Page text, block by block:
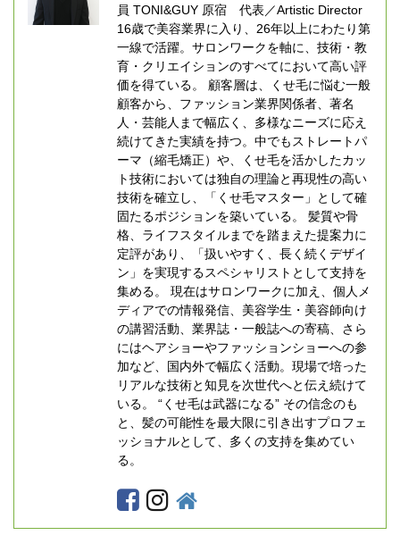
員 TONI&GUY 原宿 代表／Artistic Director
16歳で美容業界に入り、26年以上にわたり第
一線で活躍。サロンワークを軸に、技術・教
育・クリエイションのすべてにおいて高い評
価を得ている。 顧客層は、くせ毛に悩む一般
顧客から、ファッション業界関係者、著名
人・芸能人まで幅広く、多様なニーズに応え
続けてきた実績を持つ。中でもストレートパ
ーマ（縮毛矯正）や、くせ毛を活かしたカッ
ト技術においては独自の理論と再現性の高い
技術を確立し、「くせ毛マスター」として確
固たるポジションを築いている。 髪質や骨
格、ライフスタイルまでを踏まえた提案力に
定評があり、「扱いやすく、長く続くデザイ
ン」を実現するスペシャリストとして支持を
集める。 現在はサロンワークに加え、個人メ
ディアでの情報発信、美容学生・美容師向け
の講習活動、業界誌・一般誌への寄稿、さら
にはヘアショーやファッションショーへの参
加など、国内外で幅広く活動。現場で培った
リアルな技術と知見を次世代へと伝え続けて
いる。 “くせ毛は武器になる” その信念のも
と、髪の可能性を最大限に引き出すプロフェ
ッショナルとして、多くの支持を集めてい
る。